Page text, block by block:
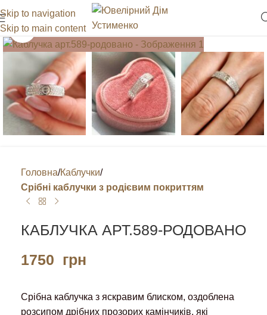
Skip to navigation
Skip to main content
Клацніть, щоб збільшити
Головна Каблучки
Срібні каблучки з родієвим покриттям
КАБЛУЧКА АРТ.589-РОДОВАНО
1750 грн
Срібна каблучка з яскравим блиском, оздоблена
розсипом дрібних прозорих камінчиків, які